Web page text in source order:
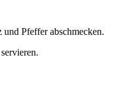
Pfeffer abschmecken.